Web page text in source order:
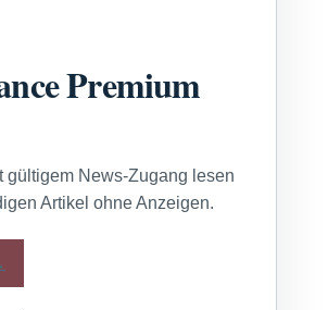
Premium
gültigem News-Zugang lesen
Artikel ohne Anzeigen.